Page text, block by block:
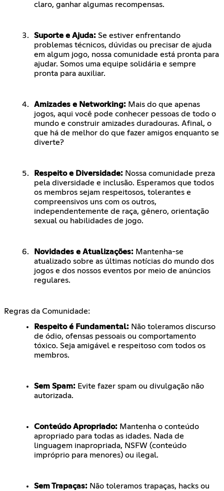
claro, ganhar algumas recompensas.
Suporte e Ajuda: Se estiver enfrentando
problemas técnicos, dúvidas ou precisar de ajuda
em algum jogo, nossa comunidade está pronta para
ajudar. Somos uma equipe solidária e sempre
pronta para auxiliar.
Amizades e Networking: Mais do que apenas
jogos, aqui você pode conhecer pessoas de todo o
mundo e construir amizades duradouras. Afinal, o
que há de melhor do que fazer amigos enquanto se
diverte?
Respeito e Diversidade: Nossa comunidade preza
pela diversidade e inclusão. Esperamos que todos
os membros sejam respeitosos, tolerantes e
compreensivos uns com os outros,
independentemente de raça, gênero, orientação
sexual ou habilidades de jogo.
Novidades e Atualizações: Mantenha-se
atualizado sobre as últimas notícias do mundo dos
jogos e dos nossos eventos por meio de anúncios
regulares.
Regras da Comunidade:
Respeito é Fundamental: Não toleramos discurso
de ódio, ofensas pessoais ou comportamento
tóxico. Seja amigável e respeitoso com todos os
membros.
Sem Spam: Evite fazer spam ou divulgação não
autorizada.
Conteúdo Apropriado: Mantenha o conteúdo
apropriado para todas as idades. Nada de
linguagem inapropriada, NSFW (conteúdo
impróprio para menores) ou ilegal.
Sem Trapaças: Não toleramos trapaças, hacks ou